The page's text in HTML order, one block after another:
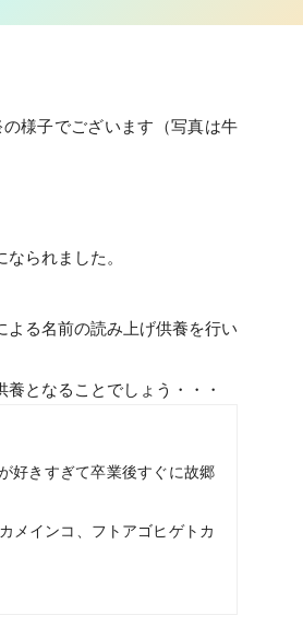
様子でございます（写真は牛
られました。
る名前の読み上げ供養を行い
となることでしょう・・・
好きすぎて卒業後すぐに故郷
メインコ、フトアゴヒゲトカ